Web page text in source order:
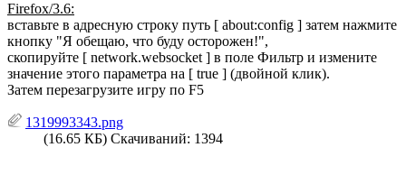
Firefox/3.6:
вставьте в адресную строку путь [ about:config ] затем нажмите
кнопку "Я обещаю, что буду осторожен!",
скопируйте [ network.websocket ] в поле Фильтр и измените
значение этого параметра на [ true ] (двойной клик).
Затем перезагрузите игру по F5
1319993343.png
(16.65 КБ) Скачиваний: 1394